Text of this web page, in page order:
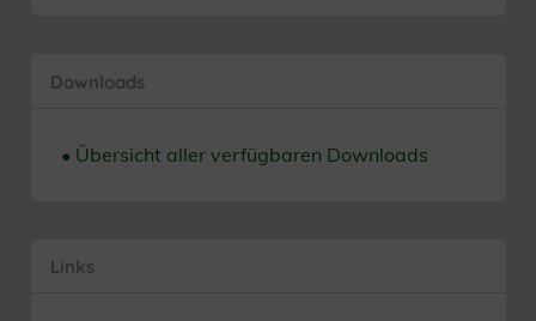
Downloads
• Übersicht aller verfügbaren Downloads
Links